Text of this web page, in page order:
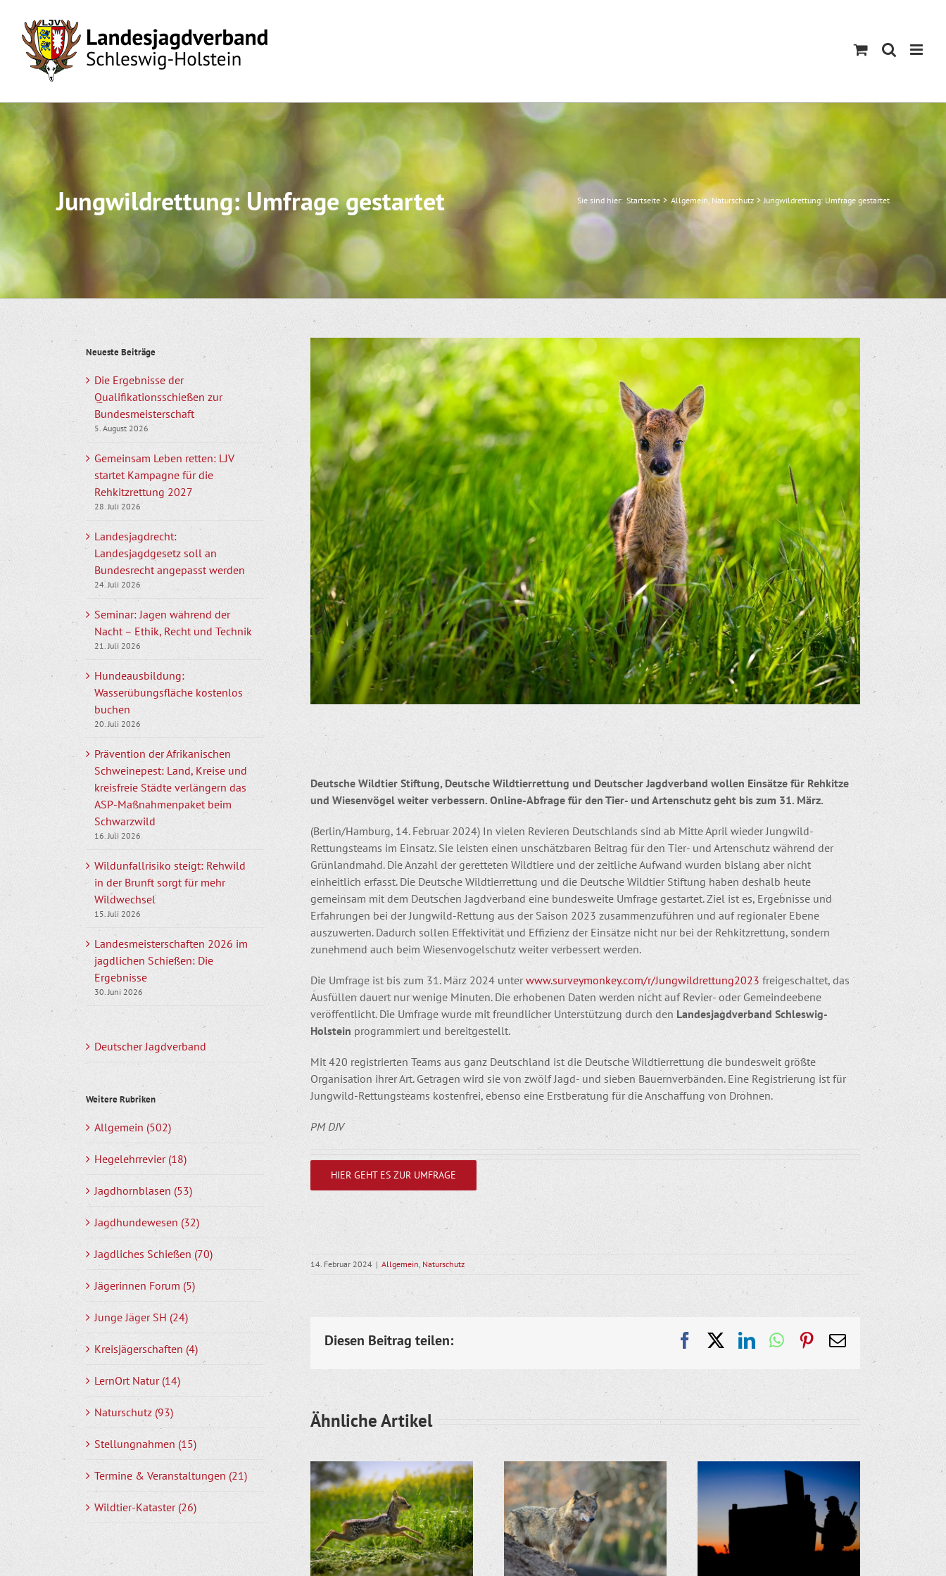
content
Jungwildrettung: Umfrage gestartet Sie sind hier: Startseite Allgemein Naturschutz Jungwildrettung: Umfrage gestartet
Zeige
grösseres
Bild
Deutsche Wildtier Stiftung, Deutsche Wildtierrettung und Deutscher Jagdverband wollen Einsätze für Rehkitze
und Wiesenvögel weiter verbessern. Online-Abfrage für den Tier- und Artenschutz geht bis zum 31. März.
(Berlin/Hamburg, 14. Februar 2024) In vielen Revieren Deutschlands sind ab Mitte April wieder Jungwild-
Rettungsteams im Einsatz. Sie leisten einen unschätzbaren Beitrag für den Tier- und Artenschutz während der
Grünlandmahd. Die Anzahl der geretteten Wildtiere und der zeitliche Aufwand wurden bislang aber nicht
einheitlich erfasst. Die Deutsche Wildtierrettung und die Deutsche Wildtier Stiftung haben deshalb heute
gemeinsam mit dem Deutschen Jagdverband eine bundesweite Umfrage gestartet. Ziel ist es, Ergebnisse und
Erfahrungen bei der Jungwild-Rettung aus der Saison 2023 zusammenzuführen und auf regionaler Ebene
auszuwerten. Dadurch sollen Effektivität und Effizienz der Einsätze nicht nur bei der Rehkitzrettung, sondern
zunehmend auch beim Wiesenvogelschutz weiter verbessert werden.
Die Umfrage ist bis zum 31. März 2024 unterwww.surveymonkey.com/r/Jungwildrettung2023 freigeschaltet, das
Ausfüllen dauert nur wenige Minuten. Die erhobenen Daten werden nicht auf Revier- oder Gemeindeebene
veröffentlicht. Die Umfrage wurde mit freundlicher Unterstützung durch den Landesjagdverband Schleswig-
Holstein programmiert und bereitgestellt.
Mit 420 registrierten Teams aus ganz Deutschland ist die Deutsche Wildtierrettung die bundesweit größte
Organisation ihrer Art. Getragen wird sie von zwölf Jagd- und sieben Bauernverbänden. Eine Registrierung ist für
Jungwild-Rettungsteams kostenfrei, ebenso eine Erstberatung für die Anschaffung von Drohnen.
PM DJV
HIER GEHT ES ZUR UMFRAGE
14. Februar 2024 | Allgemein Naturschutz
Diesen Beitrag teilen: FacebookLinkedInWhatsApp
Pinterest
E-
Ähnliche Artikel
Neueste Beiträge
Die Ergebnisse der
Qualifikationsschießen zur
Bundesmeisterschaft
5. August 2026
Gemeinsam Leben retten: LJV
startet Kampagne für die
Rehkitzrettung 2027
28. Juli 2026
Landesjagdrecht:
Landesjagdgesetz soll an
Bundesrecht angepasst werden
24. Juli 2026
Seminar: Jagen während der
Nacht – Ethik, Recht und Technik
21. Juli 2026
Hundeausbildung:
Wasserübungsfläche kostenlos
buchen
20. Juli 2026
Prävention der Afrikanischen
Schweinepest: Land, Kreise und
kreisfreie Städte verlängern das
ASP-Maßnahmenpaket beim
Schwarzwild
16. Juli 2026
Wildunfallrisiko steigt: Rehwild
in der Brunft sorgt für mehr
Wildwechsel
15. Juli 2026
Landesmeisterschaften 2026 im
jagdlichen Schießen: Die
Ergebnisse
30. Juni 2026
Deutscher Jagdverband
Weitere Rubriken
Allgemein (502)
Hegelehrrevier (18)
Jagdhornblasen (53)
Jagdhundewesen (32)
Jagdliches Schießen (70)
Jägerinnen Forum (5)
Junge Jäger SH (24)
Kreisjägerschaften (4)
LernOrt Natur (14)
Naturschutz (93)
Stellungnahmen (15)
Termine & Veranstaltungen (21)
Wildtier-Kataster (26)